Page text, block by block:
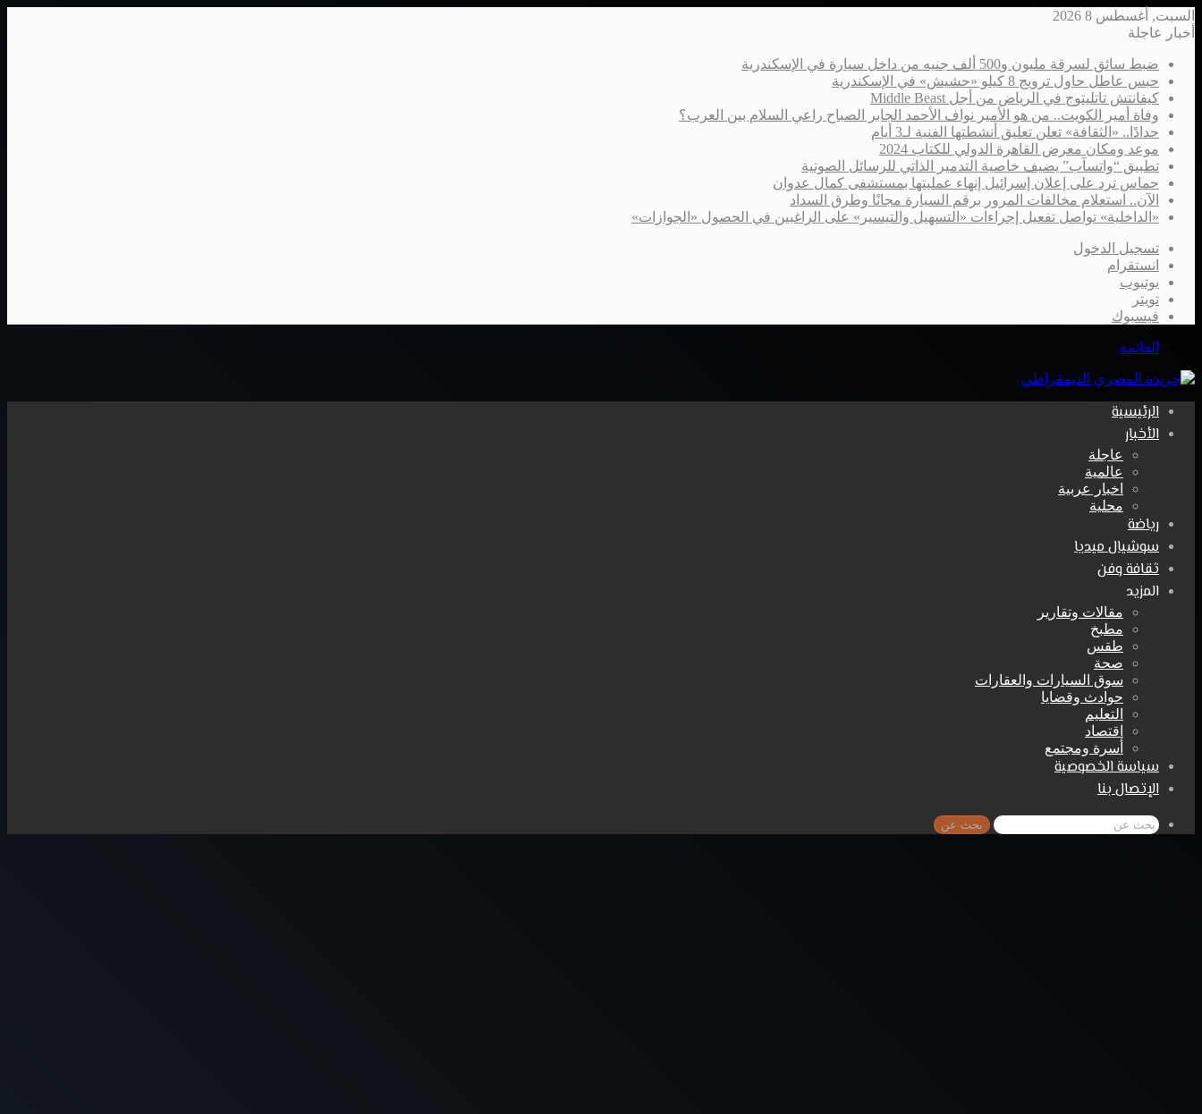
السبت, أغسطس 8 2026
أخبار عاجلة
ضبط سائق لسرقة مليون و500 ألف جنيه من داخل سيارة في الإسكندرية
حبس عاطل حاول ترويج 8 كيلو «حشيش» في الإسكندرية
كيفانتش تاتليتوج في الرياض من أجل Middle Beast
وفاة أمير الكويت.. من هو الأمير نواف الأحمد الجابر الصباح راعي السلام بين العرب؟
حدادًا.. «الثقافة» تعلن تعليق أنشطتها الفنية لـ3 أيام
موعد ومكان معرض القاهرة الدولي للكتاب 2024
تطبيق “واتسآب” يضيف خاصية التدمير الذاتي للرسائل الصوتية
حماس ترد على إعلان إسرائيل إنهاء عمليتها بمستشفى كمال عدوان
الآن.. استعلام مخالفات المرور برقم السيارة مجانًا وطرق السداد
«الداخلية» تواصل تفعيل إجراءات «التسهيل والتيسير» على الراغبين في الحصول «الجوازات»
تسجيل الدخول
انستقرام
يوتيوب
تويتر
فيسبوك
القائمة
الرئيسية
الأخبار
عاجلة
عالمية
اخبار عربية
محلية
رياضة
سوشيال ميديا
ثقافة وفن
المزيد
مقالات وتقارير
مطبخ
طقس
صحة
سوق السيارات والعقارات
حوادث وقضايا
التعليم
اقتصاد
أسرة ومجتمع
سياسة الخصوصية
الإتصال بنا
بحث عن